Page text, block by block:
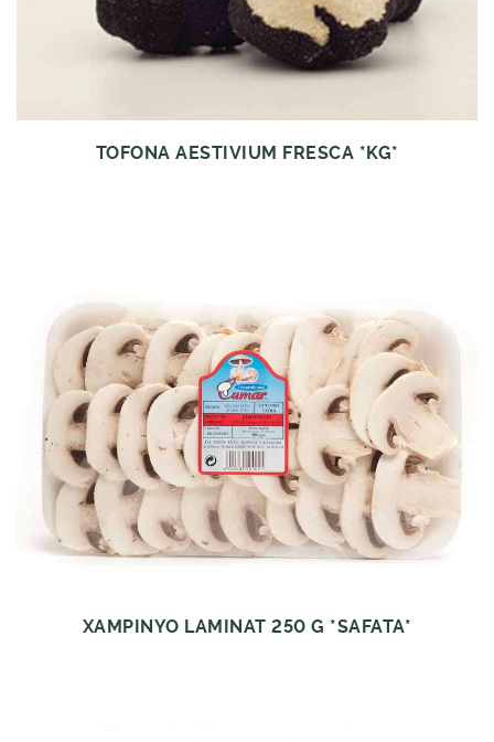
TOFONA AESTIVIUM FRESCA *KG*
XAMPINYO LAMINAT 250 G *SAFATA*